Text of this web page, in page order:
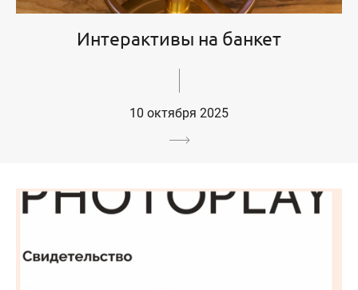
Интерактивы на банкет
10 октября 2025